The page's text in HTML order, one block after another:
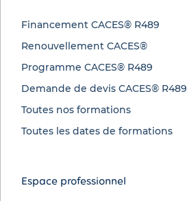
Financement CACES® R489
Renouvellement CACES®
Programme CACES® R489
Demande de devis CACES® R489
Toutes nos formations
Toutes les dates de formations
Espace professionnel